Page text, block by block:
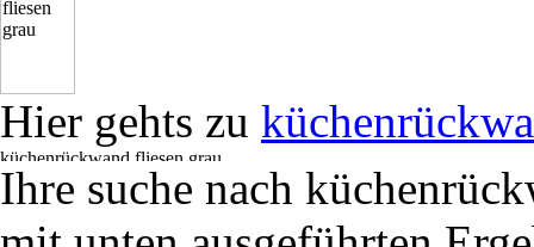
Hier gehts zu
Ihre suche nach